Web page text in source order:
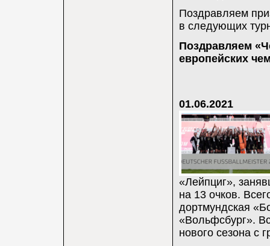
Поздравляем
в следующих
Поздравляем
европейских
01.06.2021
«Лейпциг»,
на 13 очков.
дортмундская
«Вольфсбург».
нового сезона с